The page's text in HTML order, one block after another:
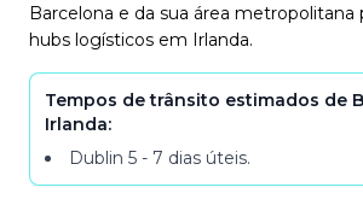
Barcelona e da sua área metropolitana
hubs logísticos em Irlanda.
Tempos de trânsito estimados de
Irlanda:
Dublin 5 - 7 dias úteis.